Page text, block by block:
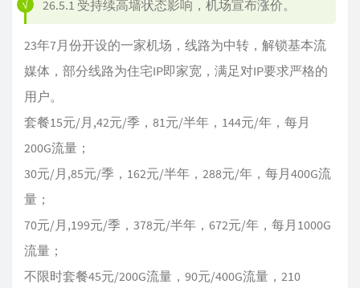
26.5.1 受持续高墙状态影响，机场宣布涨价。
23年7月份开设的一家机场，线路为中转，解锁基本流
媒体，部分线路为住宅IP即家宽，满足对IP要求严格的
用户。
套餐15元/月,42元/季，81元/半年，144元/年，每月
200G流量；
30元/月,85元/季，162元/半年，288元/年，每月400G流
量；
70元/月,199元/季，378元/半年，672元/年，每月1000G
流量；
不限时套餐45元/200G流量，90元/400G流量，210